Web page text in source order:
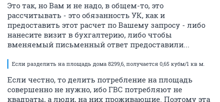
Это так, но Вам и не надо, в общем-то, это
рассчитывать - это обязанность УК, как и
предоставить этот расчет по Вашему запросу - либо
нанесите визит в бухгалтерию, либо чтобы
вменяемый письменный ответ предоставили...
Если разделить на площадь дома 8299,6, получается 0,65 кубм/1 кв м.
Если честно, то делить потребление на площадь
совершенно не нужно, ибо ГВС потребляют не
квадраты, а люди, на них проживающие. Поэтому эта